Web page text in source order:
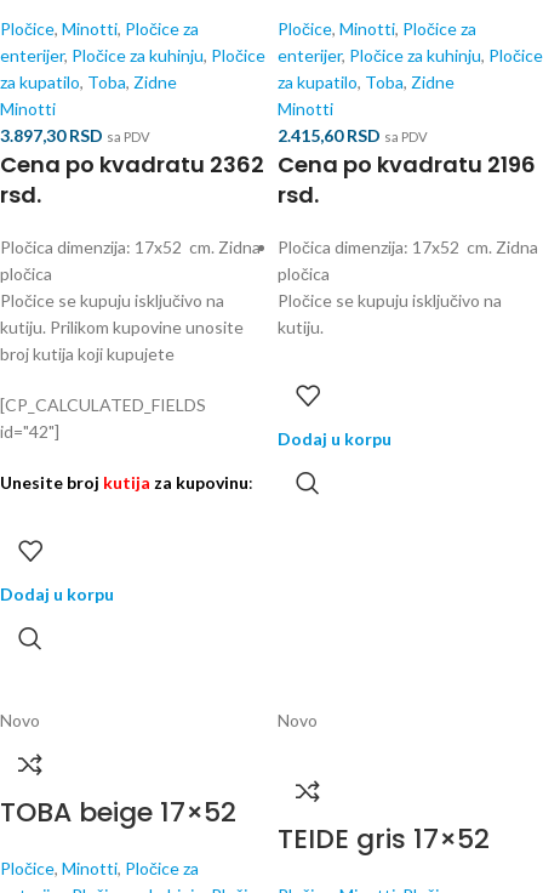
Pločice, Minotti, Pločice za
enterijer, Pločice za kuhinju, Pločice
za kupatilo, Toba, Zidne
Minotti
3.897,30RSD sa PDV
Cena po kvadratu 2362
rsd.
Pločica dimenzija: 17x52 cm. Zidna
pločica
Pločice se kupuju isključivo na
kutiju. Prilikom kupovine unosite
broj kutija koji kupujete
[CP_CALCULATED_FIELDS
id="42"]
Unesite broj kutija za kupovinu:
Dodaj u korpu
Pločice, Minotti, Pločice za
enterijer, Pločice za kuhinju, Pločice
za kupatilo, Toba, Zidne
Minotti
2.415,60RSD sa PDV
Cena po kvadratu 2196
rsd.
Pločica dimenzija: 17x52 cm. Zidna
pločica
Pločice se kupuju isključivo na
kutiju.
Dodaj u korpu
Novo
TOBA beige 17×52
Pločice, Minotti, Pločice za
Novo
TEIDE gris 17×52